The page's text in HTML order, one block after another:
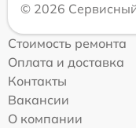
© 2026
Стоимость ремонта
Оплата и доставка
Контакты
Вакансии
О компании